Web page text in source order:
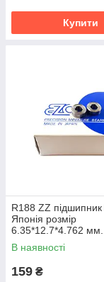
Купити
R188 ZZ
Японія розмір
6.35*12.7*4.762 мм.
В наявності
159 ₴